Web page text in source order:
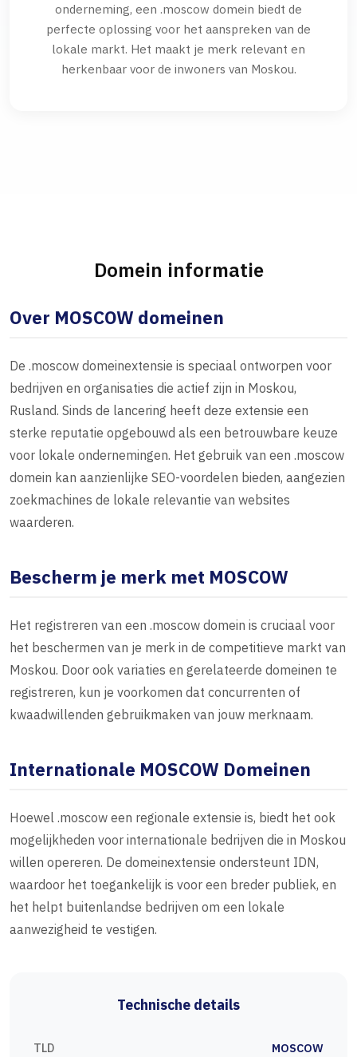
onderneming, een .moscow domein biedt de
perfecte oplossing voor het aanspreken van de
lokale markt. Het maakt je merk relevant en
herkenbaar voor de inwoners van Moskou.
Domein informatie
Over MOSCOW domeinen
De .moscow domeinextensie is speciaal ontworpen voor
bedrijven en organisaties die actief zijn in Moskou,
Rusland. Sinds de lancering heeft deze extensie een
sterke reputatie opgebouwd als een betrouwbare keuze
voor lokale ondernemingen. Het gebruik van een .moscow
domein kan aanzienlijke SEO-voordelen bieden, aangezien
zoekmachines de lokale relevantie van websites
waarderen.
Bescherm je merk met MOSCOW
Het registreren van een .moscow domein is cruciaal voor
het beschermen van je merk in de competitieve markt van
Moskou. Door ook variaties en gerelateerde domeinen te
registreren, kun je voorkomen dat concurrenten of
kwaadwillenden gebruikmaken van jouw merknaam.
Internationale MOSCOW Domeinen
Hoewel .moscow een regionale extensie is, biedt het ook
mogelijkheden voor internationale bedrijven die in Moskou
willen opereren. De domeinextensie ondersteunt IDN,
waardoor het toegankelijk is voor een breder publiek, en
het helpt buitenlandse bedrijven om een lokale
aanwezigheid te vestigen.
Technische details
TLD MOSCOW